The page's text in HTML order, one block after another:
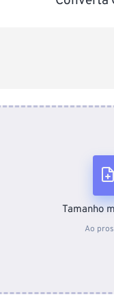
Tamanho
Ao